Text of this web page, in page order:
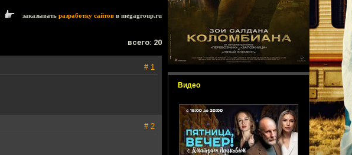
Видео
заказывать разработку сайтов в megagroup.ru
всего: 20
# 1
# 2